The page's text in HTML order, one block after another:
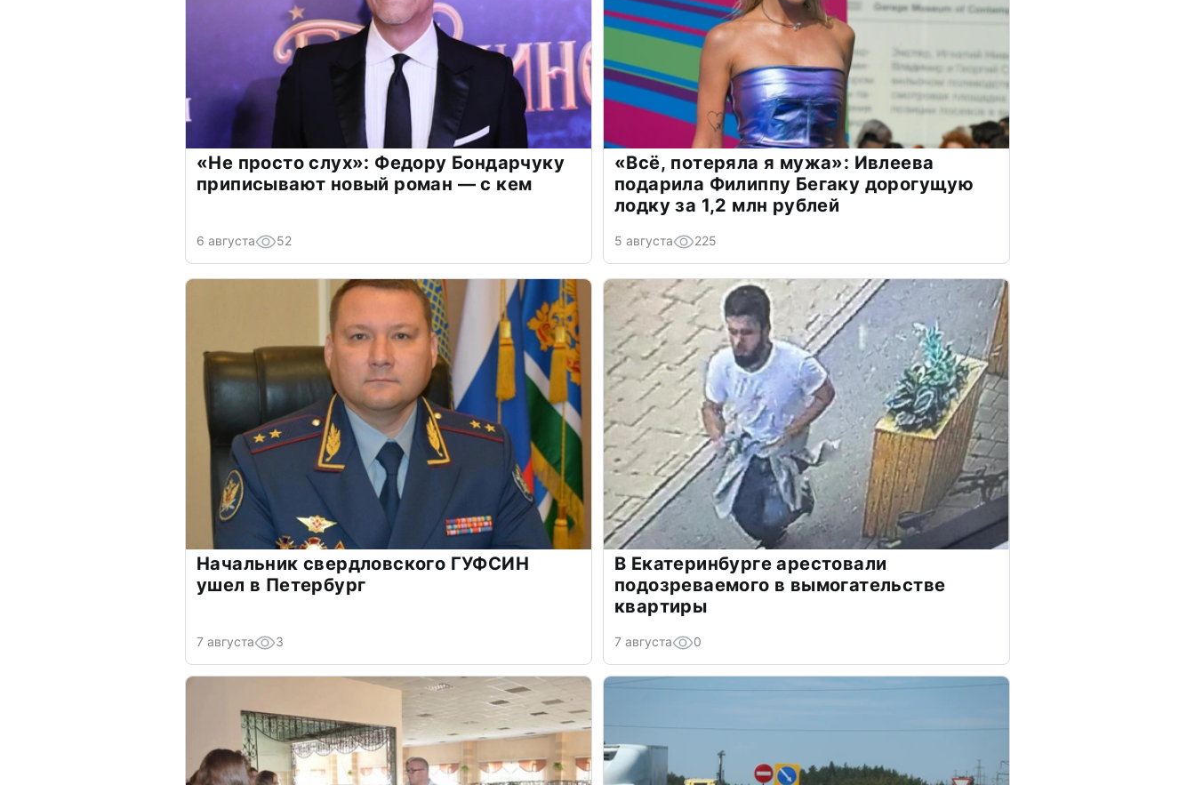
«Не просто слух»: Федору Бондарчуку
приписывают новый роман — с кем
6 августа 52
«Всё, потеряла я мужа»: Ивлеева
подарила Филиппу Бегаку дорогущую
лодку за 1,2 млн рублей
5 августа 225
Начальник свердловского ГУФСИН
ушел в Петербург
7 августа 3
В Екатеринбурге арестовали
подозреваемого в вымогательстве
квартиры
7 августа 0